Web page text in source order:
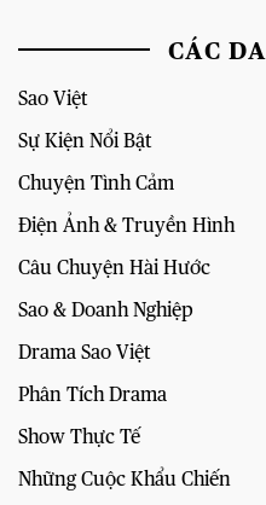
CÁC
Sao Việt
Sự Kiện Nổi Bật
Chuyện Tình Cảm
Điện Ảnh & Truyền Hình
Câu Chuyện Hài Hước
Sao & Doanh Nghiệp
Drama Sao Việt
Phân Tích Drama
Show Thực Tế
Những Cuộc Khẩu Chiến